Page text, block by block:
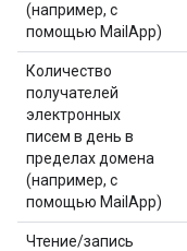
(например, с
помощью MailApp)
Количество
получателей
электронных
писем в день в
пределах домена
(например, с
помощью MailApp)
Чтение/запись